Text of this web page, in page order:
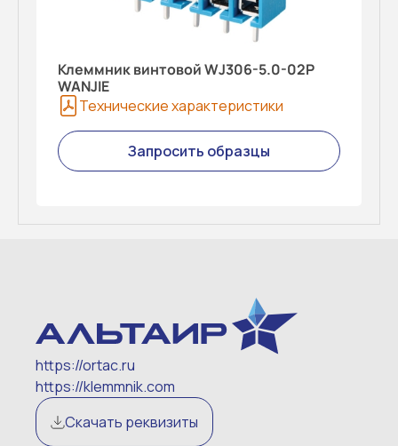
Клеммник винтовой WJ306-5.0-02P
WANJIE
Технические характеристики
Запросить образцы
https://ortac.ru
https://klemmnik.com
Скачать реквизиты